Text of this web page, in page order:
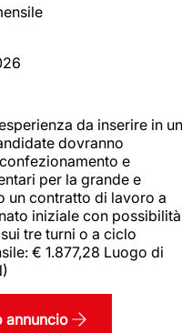
da inserire in un
dovranno
e
per la grande e
un contratto di lavoro a
iniziale con possibilità
tre turni o a ciclo
€ 1.877,28 Luogo di
annuncio